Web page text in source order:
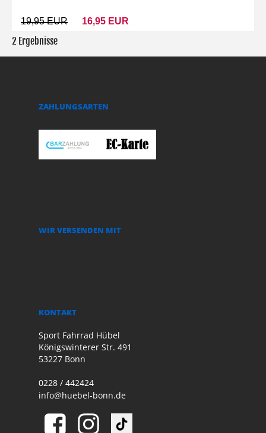
19,95 EUR 16,95 EUR
2 Ergebnisse
ZAHLUNGSARTEN
WIR VERSENDEN MIT
KONTAKT
Sport Fahrrad Hübel
Königswinterer Str. 491
53227 Bonn
0228 / 442424
info@huebel-bonn.de